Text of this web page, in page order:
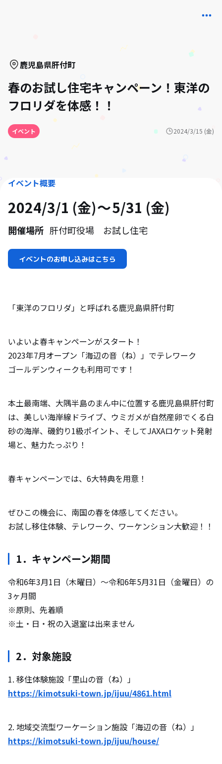
鹿児島県肝付町
春のお試し住宅キャンペーン！東洋の
フロリダを体感！！
イベント 2024/3/15 (金)
イベント概要
2024/3/1 (金) 5/31 (金)
開催場所 肝付町役場 お試し住宅
イベントのお申し込みはこちら
「東洋のフロリダ」と呼ばれる鹿児島県肝付町
いよいよ春キャンペーンがスタート！
2023年7月オープン「海辺の音（ね）」でテレワーク
ゴールデンウィークも利用可です！
本土最南端、大隅半島のまん中に位置する鹿児島県肝付町
は、美しい海岸線ドライブ、ウミガメが自然産卵でくる白
砂の海岸、磯釣り1級ポイント、そしてJAXAロケット発射
場と、魅力たっぷり！
春キャンペーンでは、6大特典を用意！
ぜひこの機会に、南国の春を体感してください。
お試し移住体験、テレワーク、ワーケンション大歓迎！！
1．キャンペーン期間
令和6年3月1日（木曜日）～令和6年5月31日（金曜日）の
3ヶ月間
※原則、先着順
※土・日・祝の入退室は出来ません
2．対象施設
1. 移住体験施設「里山の音（ね）」
https://kimotsuki-town.jp/ijuu/4861.html
2. 地域交流型ワーケーション施設「海辺の音（ね）」
https://kimotsuki-town.jp/ijuu/house/